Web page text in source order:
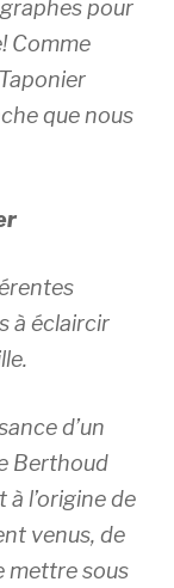
pour
Comme
que nous
à éclaircir
d’un
Berthoud
l’origine de
venus, de
mettre sous